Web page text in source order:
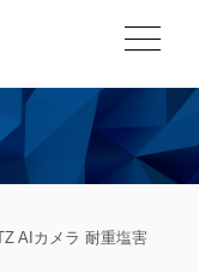
AIカメラ 耐重塩害